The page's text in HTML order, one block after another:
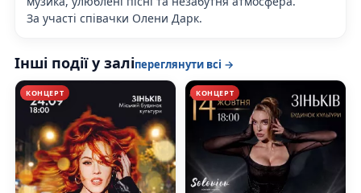
За участі співачки Олени Дарк.
Інші події у заліпереглянути всі →
КОНЦЕРТ КОНЦЕРТ